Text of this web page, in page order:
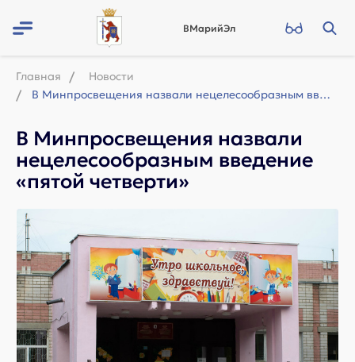
ВМарийЭл
Главная
Новости
В Минпросвещения назвали нецелесообразным введение «пятой четверти»
В Минпросвещения назвали
нецелесообразным введение
«пятой четверти»